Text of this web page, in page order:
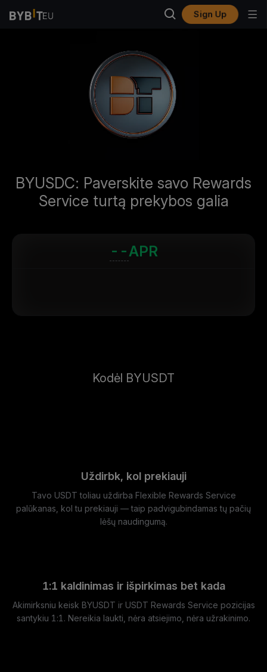
Sign Up
BYUSDC: Paverskite savo Rewards
Service turtą prekybos galia
--APR
Kodėl BYUSDT
Uždirbk, kol prekiauji
Tavo USDT toliau uždirba Flexible Rewards Service
palūkanas, kol tu prekiauji — taip padvigubindamas tų pačių
lėšų naudingumą.
1:1 kaldinimas ir išpirkimas bet kada
Akimirksniu keisk BYUSDT ir USDT Rewards Service pozicijas
santykiu 1:1. Nereikia laukti, nėra atsiejimo, nėra užrakinimo.